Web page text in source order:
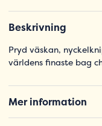
Beskrivning
Pryd väskan,
världens finaste bag
Mer information